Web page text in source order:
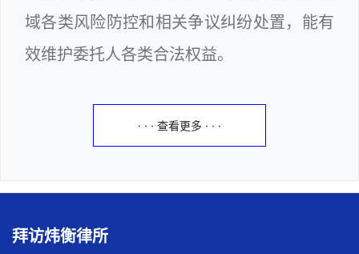
域各类风险防控和相关争议纠纷处置，能有
效维护委托人各类合法权益。
· · · 查看更多 · · ·
拜访炜衡律所